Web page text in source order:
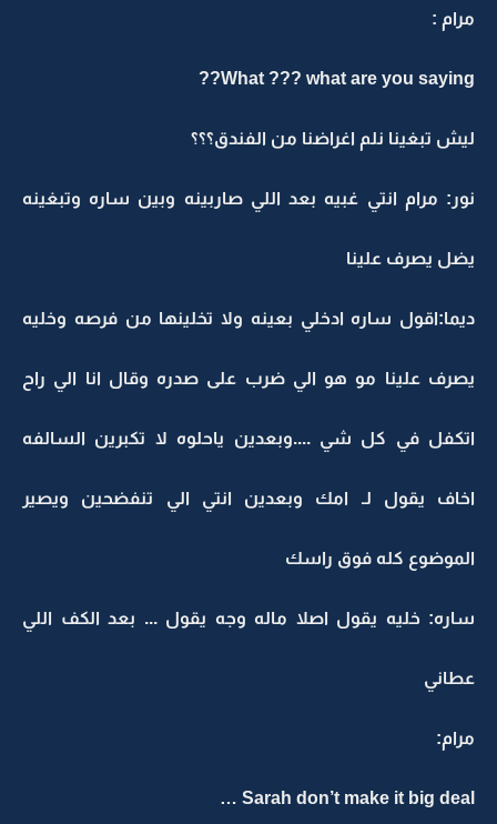
مرام :
What ??? what are you saying??
ليش تبغينا نلم اغراضنا من الفندق؟؟؟
نور: مرام انتي غبيه بعد اللي صاربينه وبين ساره وتبغينه
يضل يصرف علينا
ديما:اقول ساره ادخلي بعينه ولا تخلينها من فرصه وخليه
يصرف علينا مو هو الي ضرب على صدره وقال انا الي راح
اتكفل في كل شي ....وبعدين ياحلوه لا تكبرين السالفه
اخاف يقول لـ امك وبعدين انتي الي تنفضحين ويصير
الموضوع كله فوق راسك
ساره: خليه يقول اصلا ماله وجه يقول ... بعد الكف اللي
عطاني
مرام:
Sarah don’t make it big deal …